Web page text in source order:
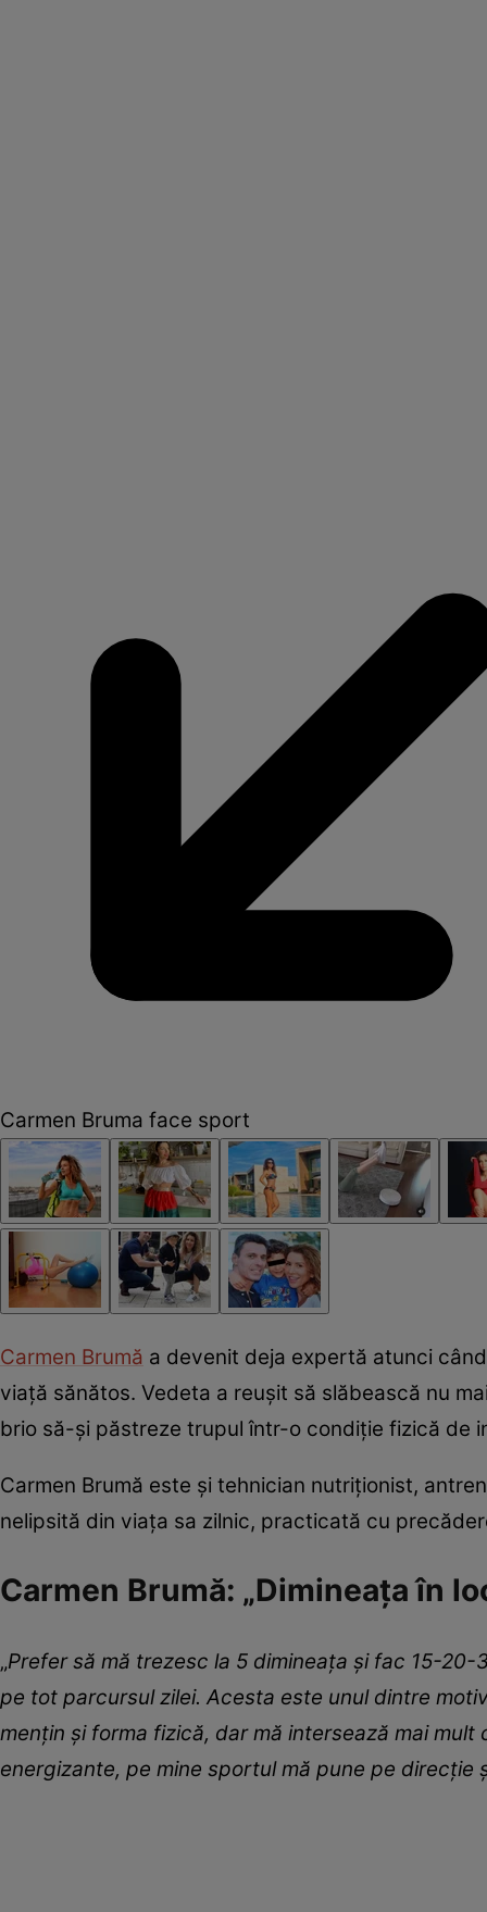
Carmen Bruma face sport
Carmen Brumă a devenit deja expertă atunci
viață sănătos. Vedeta a reuşit să slăbească nu
brio să-și păstreze trupul într-o condiție fizică de
Carmen Brumă este și tehnician nutriționist,
nelipsită din viața sa zilnic, practicată cu
Carmen Brumă: „Dimineața în
„Prefer să mă trezesc la 5 dimineața și fac 15-
pe tot parcursul zilei. Acesta este unul dintre
mențin și forma fizică, dar mă intersează mai
energizante, pe mine sportul mă pune pe direcție